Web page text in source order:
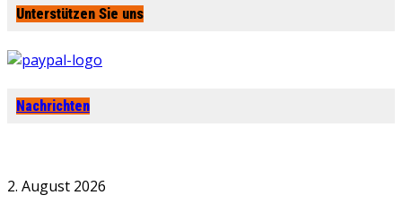
Unterstützen Sie uns
Nachrichten
2. August 2026